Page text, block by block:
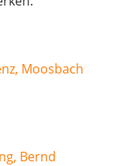
Moosbach
Bernd